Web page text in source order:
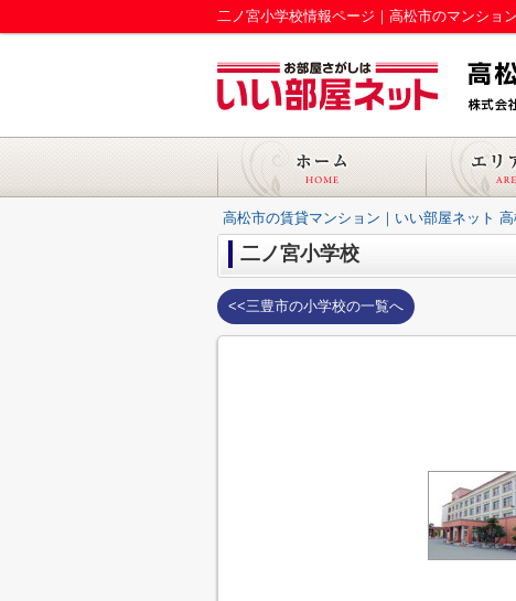
二ノ宮小学校情報ページ｜高松市のマンショ
高松市の賃貸マンション｜いい部屋ネット
二ノ宮小学校
<<三豊市の小学校の一覧へ